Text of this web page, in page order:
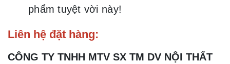
phẩm tuyệt vời này!
Liên hệ đặt hàng:
CÔNG TY TNHH MTV SX TM DV NỘI THẤT